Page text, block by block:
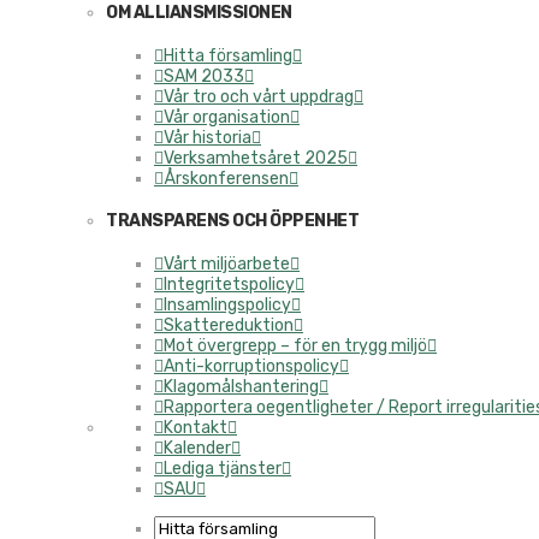
OM ALLIANSMISSIONEN
Hitta församling
SAM 2033
Vår tro och vårt uppdrag
Vår organisation
Vår historia
Verksamhetsåret 2025
Årskonferensen
TRANSPARENS OCH ÖPPENHET
Vårt miljöarbete
Integritetspolicy
Insamlingspolicy
Skattereduktion
Mot övergrepp – för en trygg miljö
Anti-korruptionspolicy
Klagomålshantering
Rapportera oegentligheter / Report
Kontakt
Kalender
Lediga tjänster
SAU